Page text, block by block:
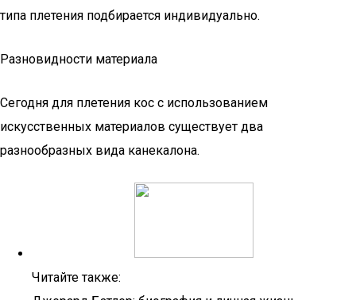
типа плетения подбирается индивидуально.
Разновидности материала
Сегодня для плетения кос с использованием
искусственных материалов существует два
разнообразных вида канекалона.
Читайте также: